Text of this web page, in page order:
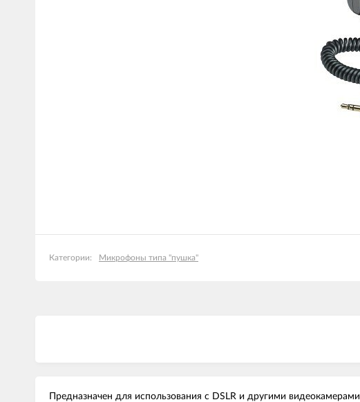
Категории: Микрофоны типа "пушка"
Предназначен для использования с DSLR и другими видеокамерами